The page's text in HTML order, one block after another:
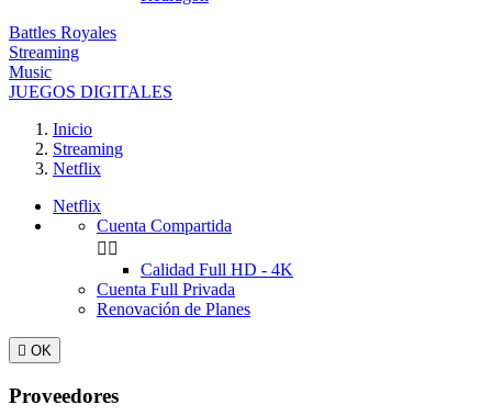
Battles Royales
Streaming
Music
JUEGOS DIGITALES
Inicio
Streaming
Netflix
Netflix
Cuenta Compartida
 
Calidad Full HD - 4K
Cuenta Full Privada
Renovación de Planes
 OK
Proveedores